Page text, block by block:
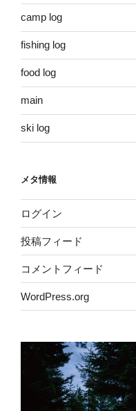
camp log
fishing log
food log
main
ski log
メタ情報
ログイン
投稿フィード
コメントフィード
WordPress.org